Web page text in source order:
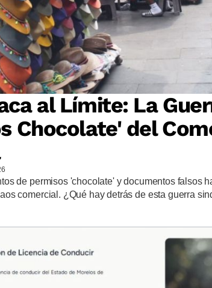
al Límite: La
Chocolate' del
de permisos 'chocolate' y documentos falsos
comercial. ¿Qué hay detrás de esta guerra